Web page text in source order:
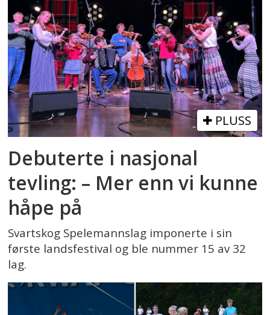
PLUSS
Debuterte i nasjonal
tevling: – Mer enn vi kunne
håpe på
Svartskog Spelemannslag imponerte i sin
første landsfestival og ble nummer 15 av 32
lag.